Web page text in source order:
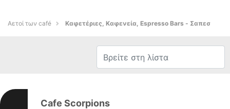
Αετοί των café Καφετέριες, Καφενεία, Espresso Bars - Σαπεσ
Cafe Scorpions